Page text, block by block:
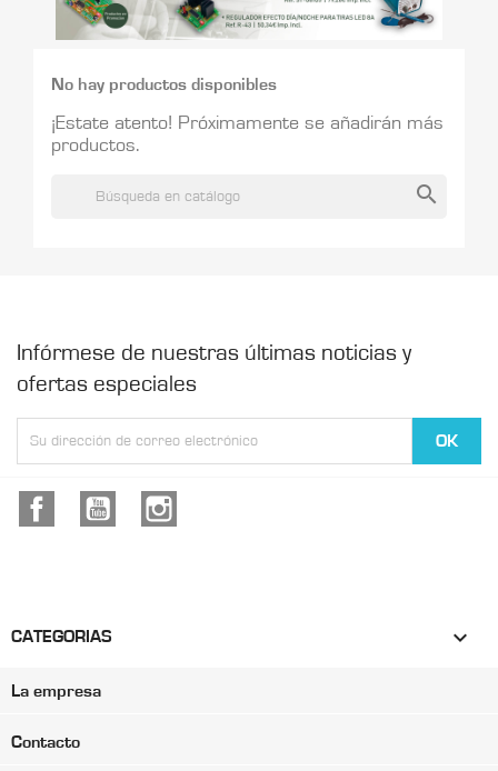
No hay productos disponibles
¡Estate atento! Próximamente se añadirán más
productos.
search
Infórmese de nuestras últimas noticias y
ofertas especiales
Facebook YouTube
CATEGORIAS 
La empresa
Contacto